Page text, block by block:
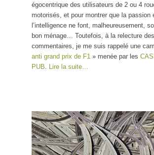
égocentrique des utilisateurs de 2 ou 4
motorisés, et pour montrer que la passion
l’intelligence ne font, malheureusement,
bon ménage… Toutefois, à la relecture
commentaires, je me suis rappelé une
anti grand prix de F1 » menée par les
PUB
Lire la suite…